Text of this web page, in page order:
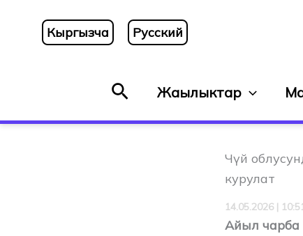
content
Кыргызча Русский
SearchЖаңылыктар
Чүй
курулат
14.05.2026 |
Айыл чарба